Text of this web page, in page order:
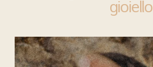
gioiello